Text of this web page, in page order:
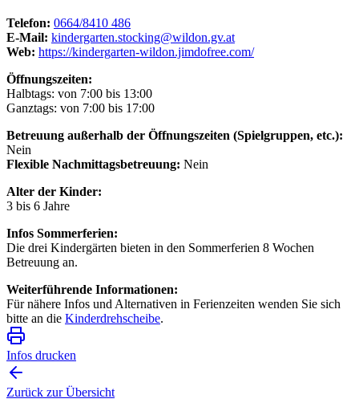
Telefon: 0664/8410 486
E-Mail: kindergarten.stocking@wildon.gv.at
Web: https://kindergarten-wildon.jimdofree.com/
Öffnungszeiten:
Halbtags: von 7:00 bis 13:00
Ganztags: von 7:00 bis 17:00
Betreuung außerhalb der Öffnungszeiten (Spielgruppen, etc.):
Nein
Flexible Nachmittagsbetreuung: Nein
Alter der Kinder:
3 bis 6 Jahre
Infos Sommerferien:
Die drei Kindergärten bieten in den Sommerferien 8 Wochen
Betreuung an.
Weiterführende Informationen:
Für nähere Infos und Alternativen in Ferienzeiten wenden Sie sich
bitte an die Kinderdrehscheibe.
Infos drucken
Zurück zur Übersicht